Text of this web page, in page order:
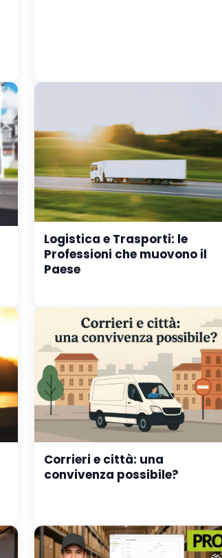
Logistica e Trasporti: le
Professioni che muovono il
Paese
Corrieri e città: una
convivenza possibile?